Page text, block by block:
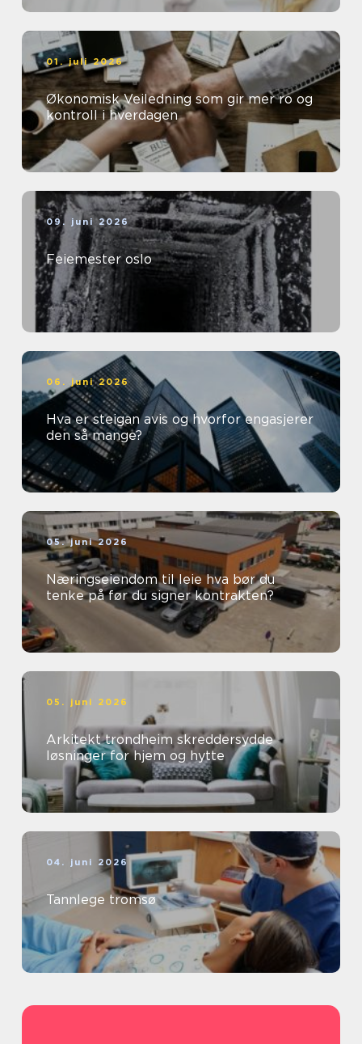
01. juli 2026
Økonomisk Veiledning som gir mer ro og
kontroll i hverdagen
09. juni 2026
Feiemester oslo
06. juni 2026
Hva er steigan avis og hvorfor engasjerer
den så mange?
05. juni 2026
Næringseiendom til leie hva bør du
tenke på før du signer kontrakten?
05. juni 2026
Arkitekt trondheim skreddersydde
løsninger for hjem og hytte
04. juni 2026
Tannlege tromsø